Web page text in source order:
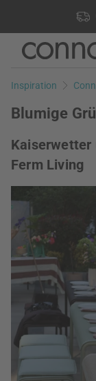
lagernd, 60 Tage
Direkt
Seiteninhalt
Direkt
Suchfeld
Inspiration
Blumige
Kaiserwetter
Ferm Living